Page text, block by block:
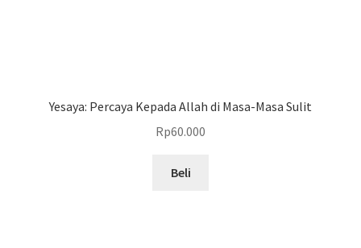
Yesaya: Percaya Kepada Allah di Masa-Masa Sulit
Rp60.000
Beli